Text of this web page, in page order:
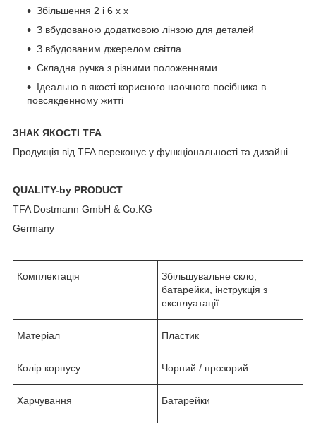
Збільшення 2 і 6 х х
З вбудованою додатковою лінзою для деталей
З вбудованим джерелом світла
Складна ручка з різними положеннями
Ідеально в якості корисного наочного посібника в
повсякденному житті
ЗНАК ЯКОСТІ TFA
Продукція від TFA переконує у функціональності та дизайні.
QUALITY-by PRODUCT
TFA Dostmann GmbH & Co.KG
Germany
Комплектація
Збільшувальне скло,
батарейки, інструкція з
експлуатації
Матеріал Пластик
Колір корпусу Чорний / прозорий
Харчування Батарейки